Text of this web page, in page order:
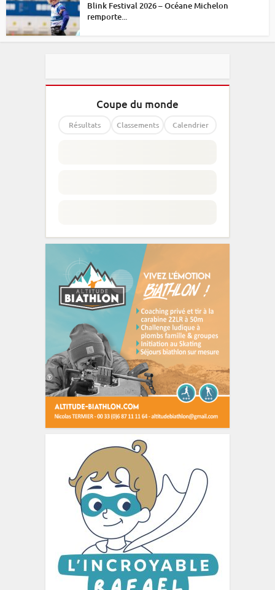
Blink Festival 2026 – Océane Michelon
remporte...
Coupe du monde
Résultats Classements Calendrier